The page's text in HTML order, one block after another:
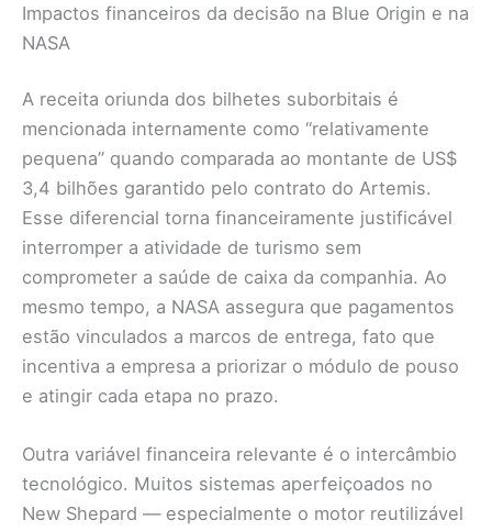
Impactos financeiros da decisão na Blue Origin e na
NASA
A receita oriunda dos bilhetes suborbitais é
mencionada internamente como “relativamente
pequena” quando comparada ao montante de US$
3,4 bilhões garantido pelo contrato do Artemis.
Esse diferencial torna financeiramente justificável
interromper a atividade de turismo sem
comprometer a saúde de caixa da companhia. Ao
mesmo tempo, a NASA assegura que pagamentos
estão vinculados a marcos de entrega, fato que
incentiva a empresa a priorizar o módulo de pouso
e atingir cada etapa no prazo.
Outra variável financeira relevante é o intercâmbio
tecnológico. Muitos sistemas aperfeiçoados no
New Shepard — especialmente o motor reutilizável